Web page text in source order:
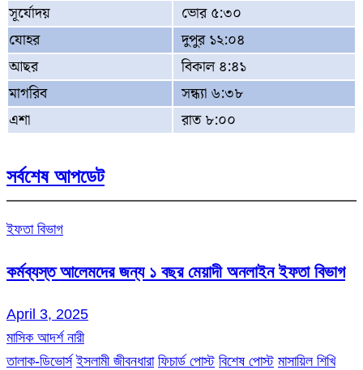
সূর্যোদয়
ভোর ৫:৩০
যোহর
দুপুর ১২:০৪
আছর
বিকাল ৪:৪১
মাগরিব
সন্ধ্যা ৬:৩৮
এশা
রাত ৮:০০
সর্বশেষ আপডেট
ইফতা বিভাগ
কর্মব্যস্ত আলেমদের জন্য ১ বছর মেয়াদী অনলাইন ইফতা বিভাগ
April 3, 2025
মাসিক আদর্শ নারী
তালাক-ডিভোর্স ইসলামী জীবনধারা ফিচার্ড পোস্ট বিশেষ পোস্ট মাসায়িল শিখি